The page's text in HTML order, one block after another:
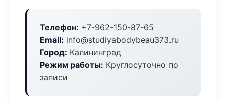
Телефон: +7-962-150-87-65
Email: info@studiyabodybeau373.ru
Город: Калининград
Режим работы: Круглосуточно по
записи